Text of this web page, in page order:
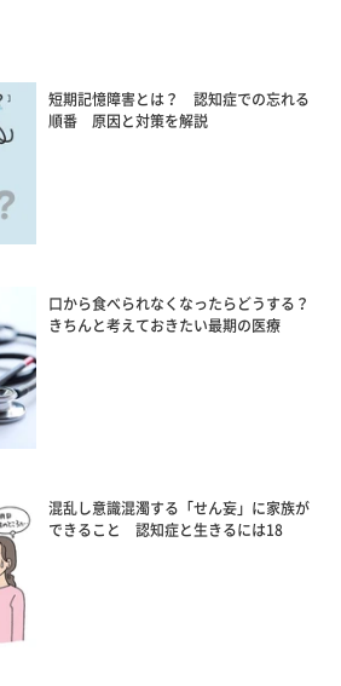
短期記憶障害とは？ 認知症での忘れる
順番 原因と対策を解説
口から食べられなくなったらどうする？
きちんと考えておきたい最期の医療
混乱し意識混濁する「せん妄」に家族が
できること 認知症と生きるには18